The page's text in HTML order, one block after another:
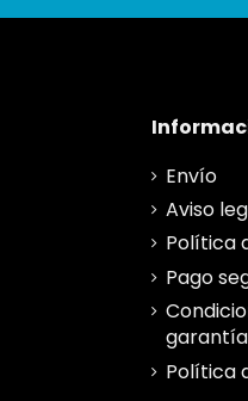
Envío
Aviso
Política
Pago
Política